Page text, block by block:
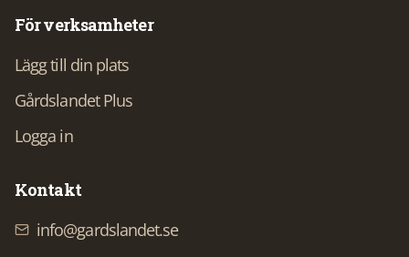
För verksamheter
Lägg till din plats
Gårdslandet Plus
Logga in
Kontakt
info@gardslandet.se